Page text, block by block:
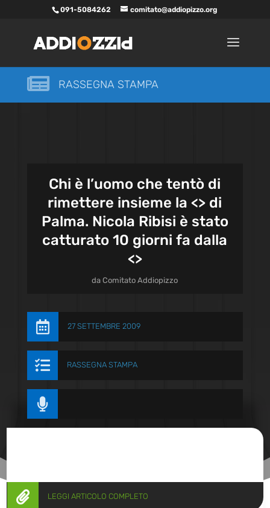
091-5084262 comitato@addiopizzo.org
 RASSEGNA STAMPA
Chi è l’uomo che tentò di
rimettere insieme la <> di
Palma. Nicola Ribisi è stato
catturato 10 giorni fa dalla
<>
daComitato Addiopizzo
 27 SETTEMBRE 2009
 RASSEGNA STAMPA

 LEGGI ARTICOLO COMPLETO